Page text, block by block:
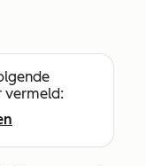
vermeld: